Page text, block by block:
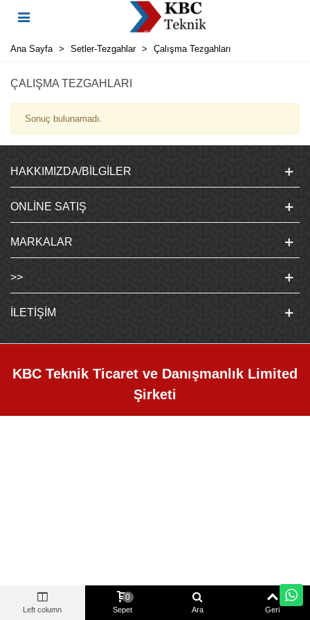
Ana Sayfa > Setler-Tezgahlar > Çalışma Tezgahları
ÇALIŞMA TEZGAHLARI
Sonuç bulunamadı.
HAKKIMIZDA/BILGILER
ONLINE SATIŞ
MARKALAR
>>
İLETIŞIM
KBC Teknik Ticaret ve Danışmanlık Limited
Şirketi
Left column Sepet
0
Ara Geri